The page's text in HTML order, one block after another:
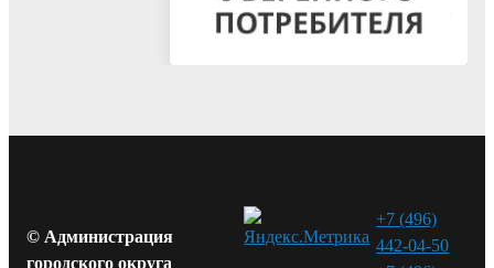
© Администрация
городского округа
+7 (496)
442-04-50